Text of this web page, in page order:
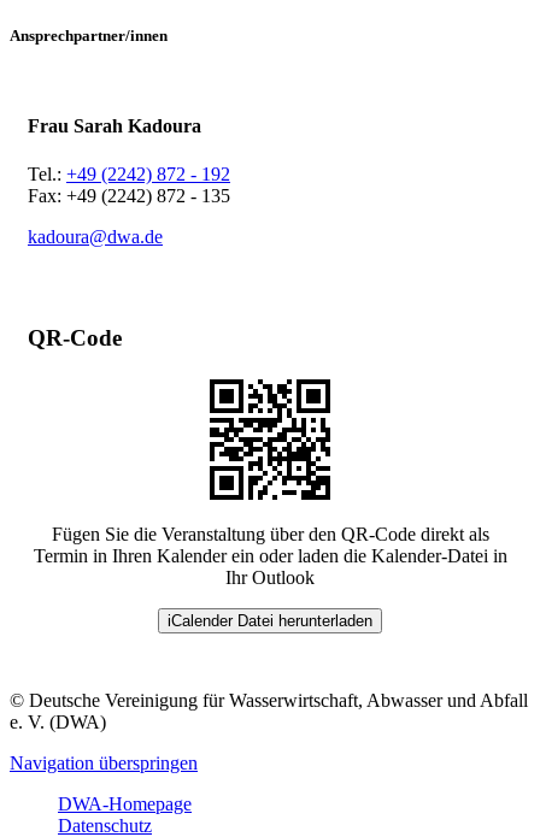
Ansprechpartner/innen
Frau Sarah Kadoura
Tel.: +49 (2242) 872 - 192
Fax: +49 (2242) 872 - 135
kadoura@dwa.de
QR-Code
Fügen Sie die Veranstaltung über den QR-Code direkt als
Termin in Ihren Kalender ein oder laden die Kalender-Datei in
Ihr Outlook
iCalender Datei herunterladen
© Deutsche Vereinigung für Wasserwirtschaft, Abwasser und Abfall
e. V. (DWA)
Navigation überspringen
DWA-Homepage
Datenschutz